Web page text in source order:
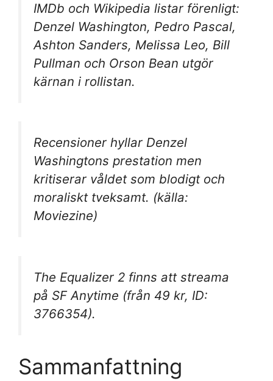
IMDb och Wikipedia listar förenligt:
Denzel Washington, Pedro Pascal,
Ashton Sanders, Melissa Leo, Bill
Pullman och Orson Bean utgör
kärnan i rollistan.
Recensioner hyllar Denzel
Washingtons prestation men
kritiserar våldet som blodigt och
moraliskt tveksamt. (källa:
Moviezine)
The Equalizer 2 finns att streama
på SF Anytime (från 49 kr, ID:
3766354).
Sammanfattning